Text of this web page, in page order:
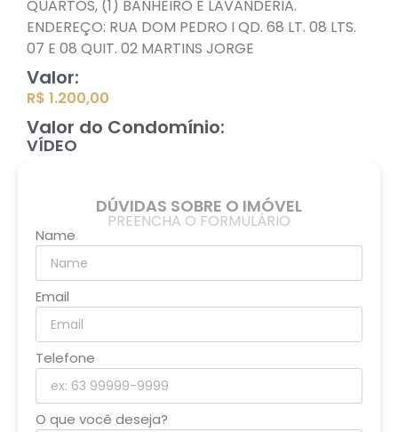
QUARTOS, (1) BANHEIRO E LAVANDERIA.
ENDEREÇO: RUA DOM PEDRO I QD. 68 LT. 08 LTS.
07 E 08 QUIT. 02 MARTINS JORGE
Valor:
R$ 1.200,00
Valor do Condomínio:
VÍDEO
DÚVIDAS SOBRE O IMÓVEL
PREENCHA O FORMULÁRIO
Name
Email
Telefone
O que você deseja?